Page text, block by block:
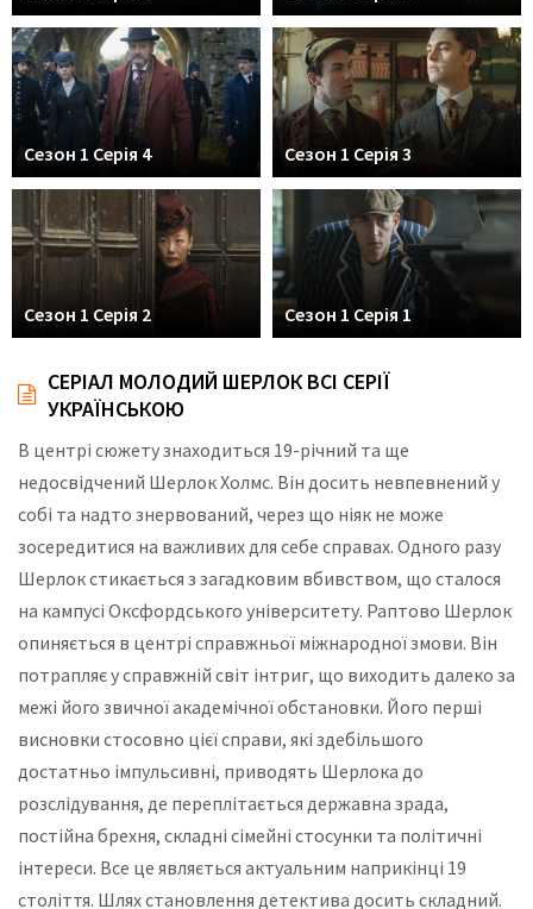
Сезон 1 Серія 4 Сезон 1 Серія 3
Сезон 1 Серія 2 Сезон 1 Серія 1
СЕРІАЛ МОЛОДИЙ ШЕРЛОК ВСІ СЕРІЇ
УКРАЇНСЬКОЮ
В центрі сюжету знаходиться 19-річний та ще
недосвідчений Шерлок Холмс. Він досить невпевнений у
собі та надто знервований, через що ніяк не може
зосередитися на важливих для себе справах. Одного разу
Шерлок стикається з загадковим вбивством, що сталося
на кампусі Оксфордського університету. Раптово Шерлок
опиняється в центрі справжньої міжнародної змови. Він
потрапляє у справжній світ інтриг, що виходить далеко за
межі його звичної академічної обстановки. Його перші
висновки стосовно цієї справи, які здебільшого
достатньо імпульсивні, приводять Шерлока до
розслідування, де переплітається державна зрада,
постійна брехня, складні сімейні стосунки та політичні
інтереси. Все це являється актуальним наприкінці 19
століття. Шлях становлення детектива досить складний.